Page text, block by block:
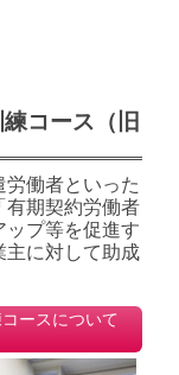
コース（旧
働者といった
有期契約労働者
プ等を促進す
主に対して助成
ースについて